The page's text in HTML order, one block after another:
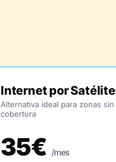
Internet por Satélite
Alternativa ideal para zonas sin
cobertura
35€ /mes